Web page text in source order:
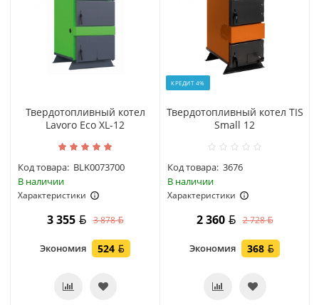
Твердотопливный котел
Lavoro Eco XL-12
Код товара: BLK0073700
В наличии
Характеристики
3 355 3 878
Экономия 524
КРЕДИТ 4%
Твердотопливный котел TIS
Small 12
Код товара: 3676
В наличии
Характеристики
2 360 2 728
Экономия 368